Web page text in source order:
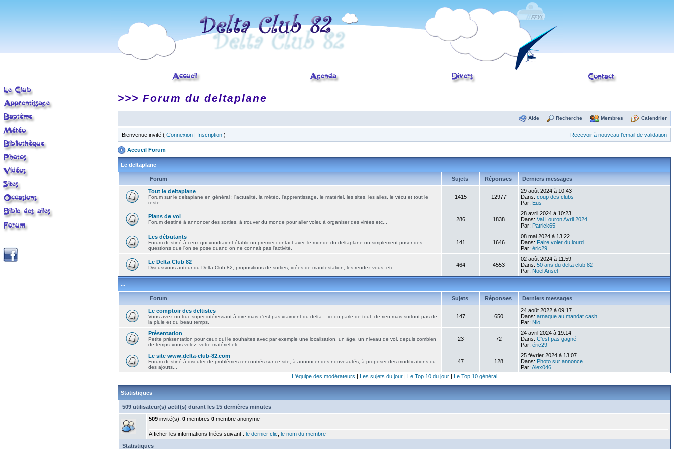
>>> Forum du deltaplane
Aide Recherche Membres Calendrier
Bienvenue invité ( Connexion | Inscription ) Recevoir à nouveau l'email de validation
Accueil Forum
Le deltaplane
Forum Sujets Réponses Derniers messages
Tout le deltaplane
Forum sur le deltaplane en général : l'actualité, la météo, l'apprentissage, le matériel, les sites, les ailes, le vécu et tout le
reste...
1415 12977
29 août 2024 à 10:43
Dans: coup des clubs
Par: Eus
Plans de vol
Forum destiné à annoncer des sorties, à trouver du monde pour aller voler, à organiser des virées etc... 286 1838
28 avril 2024 à 10:23
Dans: Val Louron Avril 2024
Par: Patrick65
Les débutants
Forum destiné à ceux qui voudraient établir un premier contact avec le monde du deltaplane ou simplement poser des
questions que l'on se pose quand on ne connait pas l'activité.
141 1646
08 mai 2024 à 13:22
Dans: Faire voler du lourd
Par: éric29
Le Delta Club 82
Discussions autour du Delta Club 82, propositions de sorties, idées de manifestation, les rendez-vous, etc... 464 4553
02 août 2024 à 11:59
Dans: 50 ans du delta club 82
Par: Noël Ansel
...
Forum Sujets Réponses Derniers messages
Le comptoir des deltistes
Vous avez un truc super intéressant à dire mais c'est pas vraiment du delta... ici on parle de tout, de rien mais surtout pas de
la pluie et du beau temps.
147 650
24 août 2022 à 09:17
Dans: arnaque au mandat cash
Par: Nio
Présentation
Petite présentation pour ceux qui le souhaites avec par exemple une localisation, un âge, un niveau de vol, depuis combien
de temps vous volez, votre matériel etc...
23 72
24 avril 2024 à 19:14
Dans: C'est pas gagné
Par: éric29
Le site www.delta-club-82.com
Forum destiné à discuter de problèmes rencontrés sur ce site, à annoncer des nouveautés, à proposer des modifications ou
des ajouts...
47 128
25 février 2024 à 13:07
Dans: Photo sur annonce
Par: Alex046
L'équipe des modérateurs | Les sujets du jour| Le Top 10 du jour| Le Top 10 général
Statistiques
509 utilisateur(s) actif(s) durant les 15 dernières minutes
509 invité(s), 0 membres 0 membre anonyme
Afficher les informations triées suivant : le dernier clic le nom du membre
Statistiques